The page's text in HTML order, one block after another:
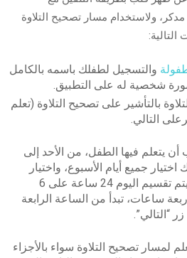
ولاستخدام مسار تصحيح التلاوة
والتسجيل لطفلك باسمه بالكامل
شخصية له على التطبيق.
بالتأشير على تصحيح التلاوة (تعلم
التالي.
أن يتعلم فيها الطفل، من الأحد إلى
جميع أيام الأسبوع، واختيار
الفترة الزمنية، حيث يتم تقسيم اليوم 24 ساعة على 6
ساعات، تبدأ من الساعة الرابعة
“التالي”.
لمسار تصحيح التلاوة سواء بالأجزاء